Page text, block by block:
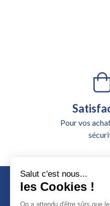
Pour vos
Salut c'est nous...
les Cookies !
On a attendu d'être sûrs que